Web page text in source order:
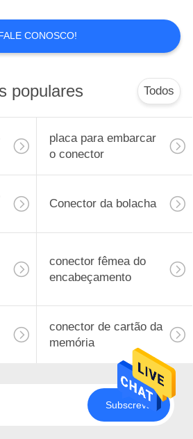
superior
prender o
embarcar o
14
CONOSCO!
populares Todos
placa para embarcar
o conector
Conector da bolacha
conector fêmea do
encabeçamento
conector de cartão da
memória
Subscreva